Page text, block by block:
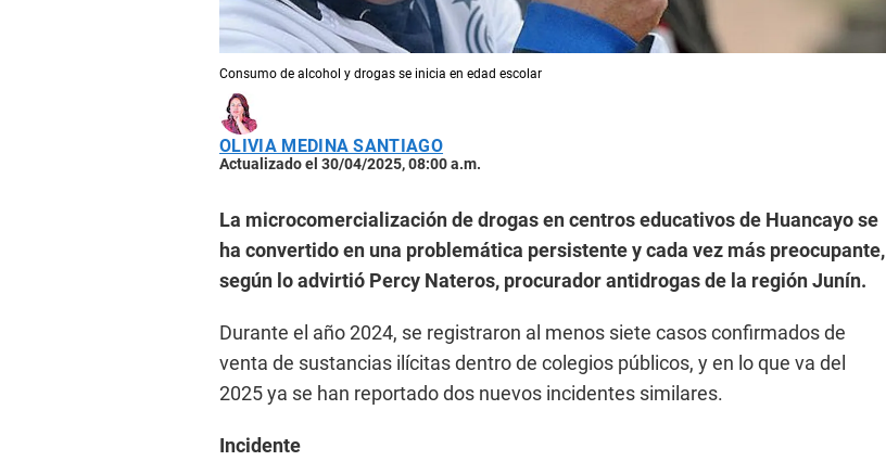
Consumo de alcohol y drogas se inicia en edad escolar
OLIVIA MEDINA SANTIAGO
Actualizado el 30/04/2025, 08:00 a.m.
La microcomercialización de drogas en centros educativos de Huancayo se
ha convertido en una problemática persistente y cada vez más preocupante,
según lo advirtió Percy Nateros, procurador antidrogas de la región Junín.
Durante el año 2024, se registraron al menos siete casos confirmados de
venta de sustancias ilícitas dentro de colegios públicos, y en lo que va del
2025 ya se han reportado dos nuevos incidentes similares.
Incidente